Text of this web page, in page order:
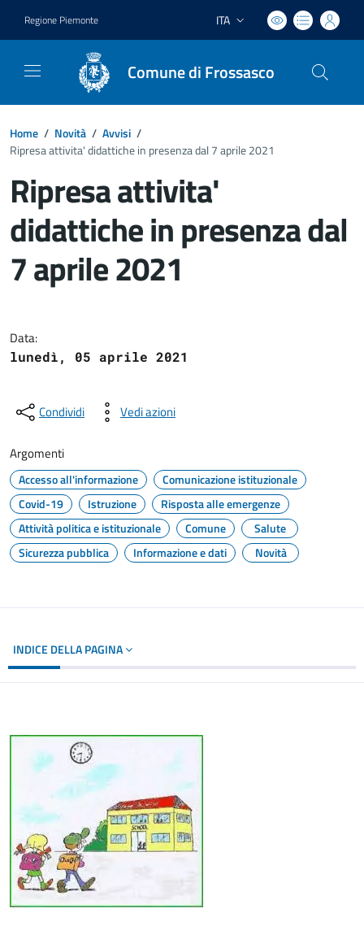
Regione Piemonte Lingua attiva:
ITA
Comune di Frossasco
Home / Novità / Avvisi /
Ripresa attivita' didattiche in presenza dal 7 aprile 2021
Ripresa attivita'
didattiche in presenza dal
7 aprile 2021
Data:
lunedì, 05 aprile 2021
Condividi Vedi azioni
Argomenti
Accesso all'informazione
Comunicazione istituzionale
Covid-19
Istruzione
Risposta alle emergenze
Attività politica e istituzionale
Comune
Salute
Sicurezza pubblica
Informazione e dati Novità
INDICE DELLA PAGINA